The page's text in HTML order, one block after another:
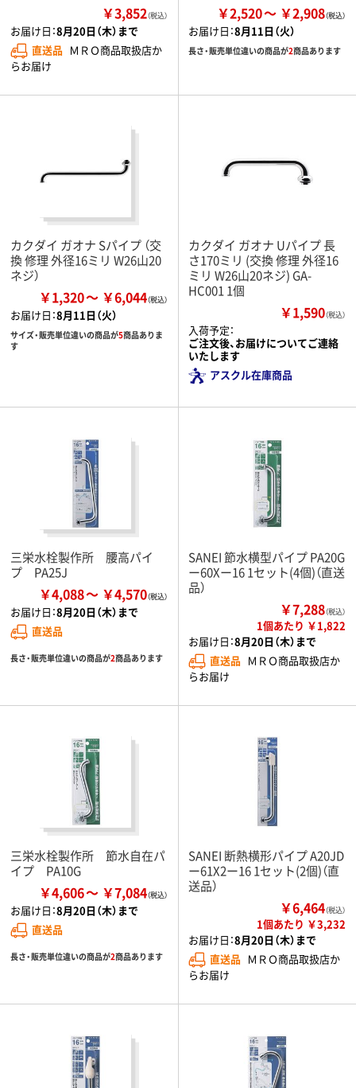
￥3,852（税込）
お届け日：8月20日（木）まで
直送品 ＭＲＯ商品取扱店か
らお届け
￥2,520 ￥2,908
お届け日：8月11日（火）
長さ・販売単位違いの商品が2商品あります
カクダイ ガオナ Sパイプ （交
換 修理 外径16ミリ W26山20
ネジ）
￥1,320 ￥6,044
お届け日：8月11日（火）
サイズ・販売単位違いの商品が5商品ありま
す
カクダイ ガオナ Uパイプ 長
さ170ミリ (交換 修理 外径16
ミリ W26山20ネジ) GA-
HC001 1個
￥1,590（税込）
入荷予定：
ご注文後、お届けについてご連絡
いたします
アスクル在庫商品
三栄水栓製作所 腰高パイ
プ PA25J
￥4,088 ￥4,570
お届け日：8月20日（木）まで
直送品
長さ・販売単位違いの商品が2商品あります
SANEI 節水横型パイプ PA20G
ー60Xー16 1セット(4個)（直送
品）
￥7,288（税込）
1個あたり ￥1,822
お届け日：8月20日（木）まで
直送品 ＭＲＯ商品取扱店か
らお届け
三栄水栓製作所 節水自在パ
イプ PA10G
￥4,606 ￥7,084
お届け日：8月20日（木）まで
直送品
長さ・販売単位違いの商品が2商品あります
SANEI 断熱横形パイプ A20JD
ー61X2ー16 1セット(2個)（直
送品）
￥6,464（税込）
1個あたり ￥3,232
お届け日：8月20日（木）まで
直送品 ＭＲＯ商品取扱店か
らお届け